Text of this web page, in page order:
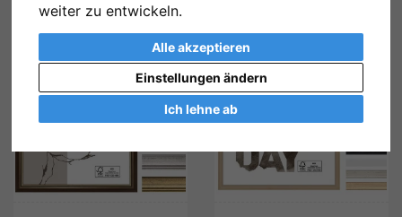
weiter zu entwickeln.
Alle akzeptieren
Ich lehne ab
Einstellungen ändern